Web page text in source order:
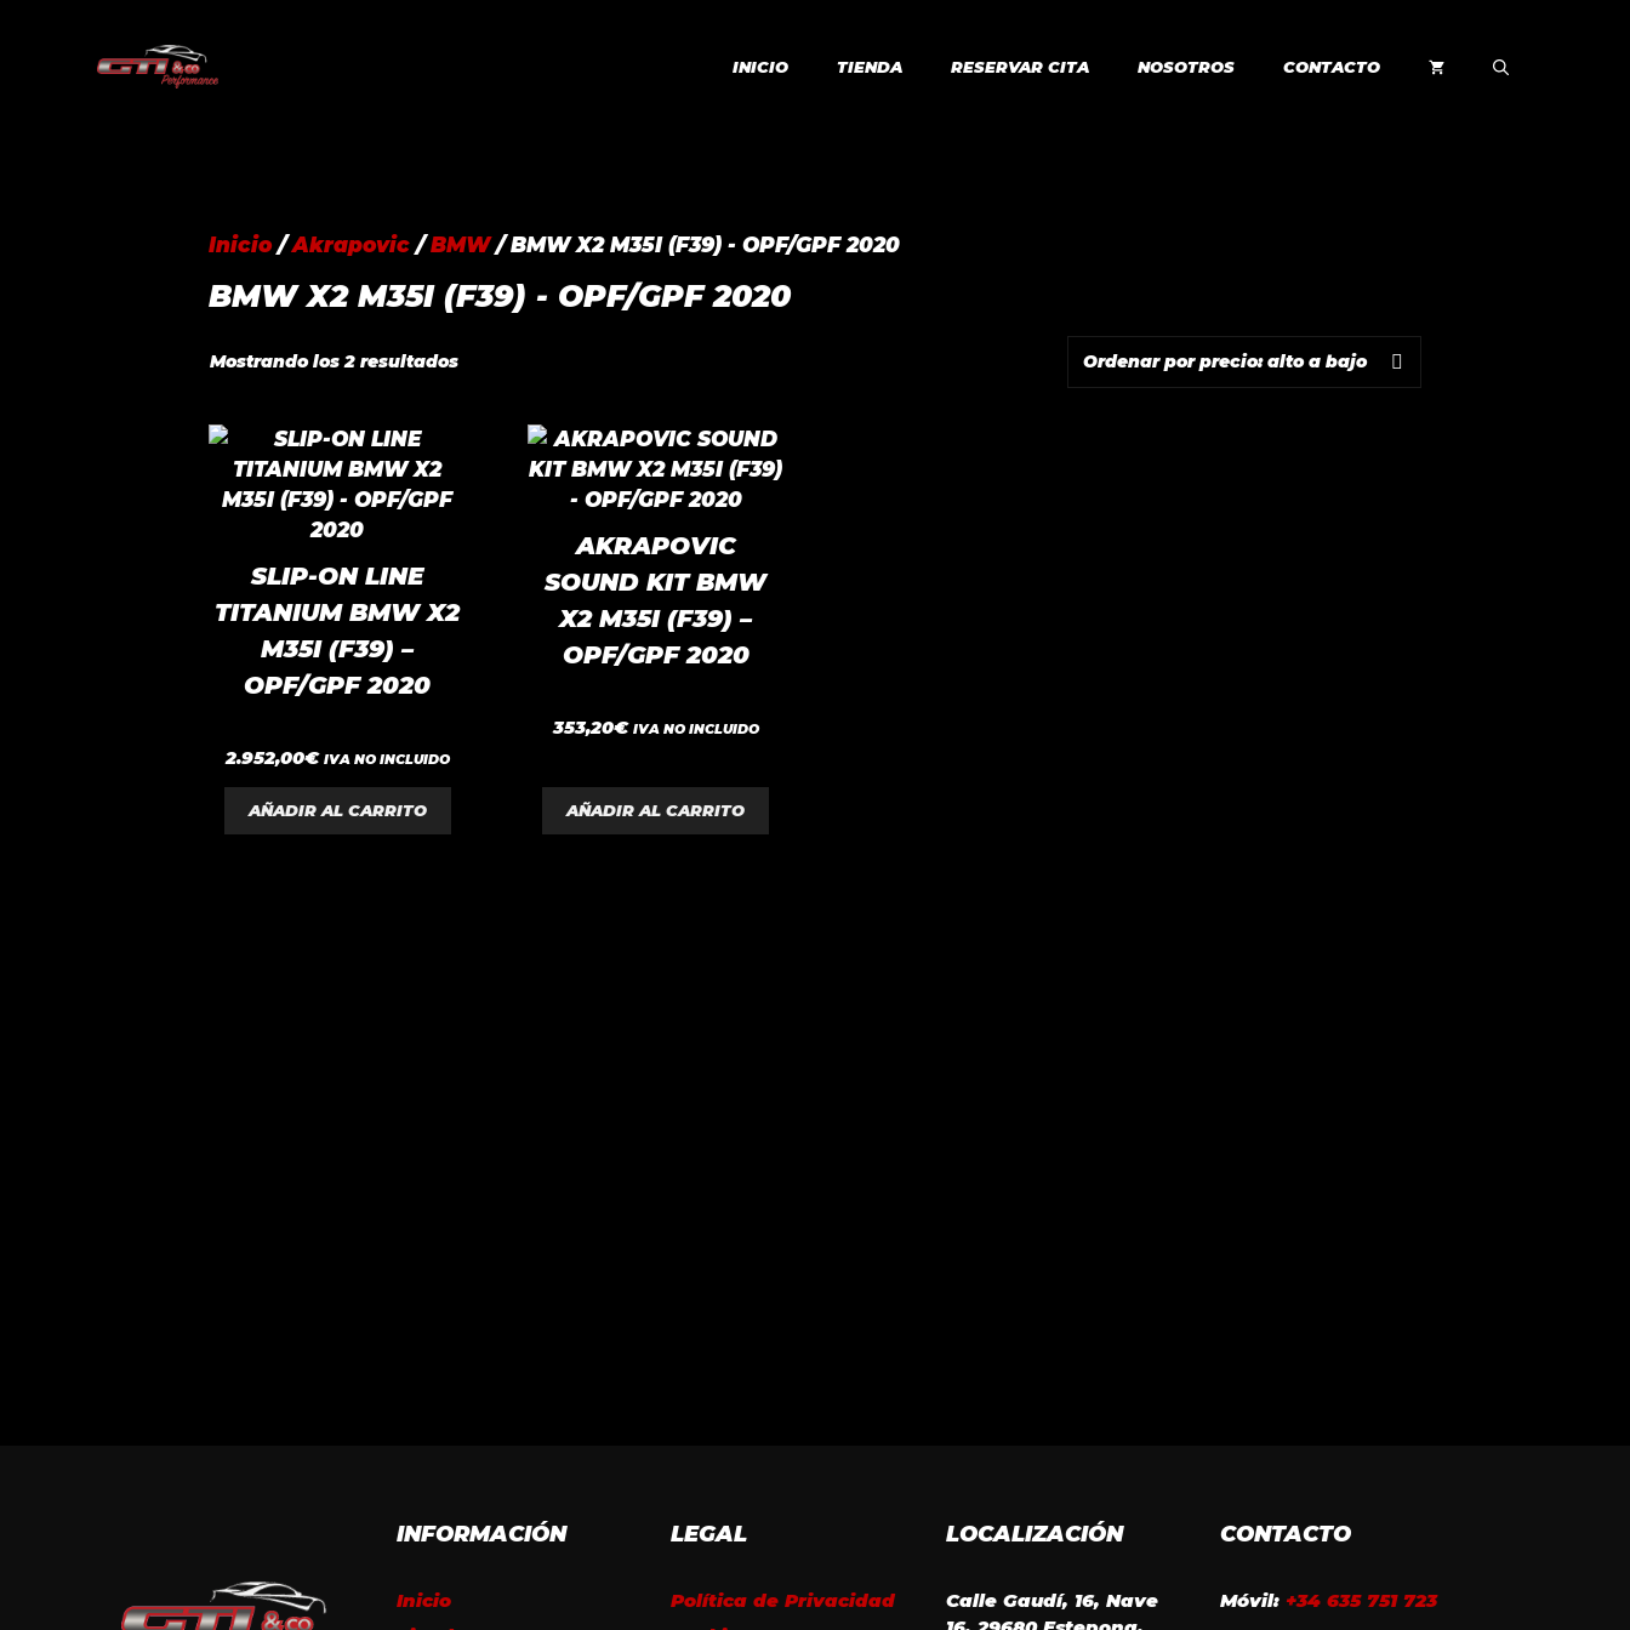
contenido
INICIO TIENDA RESERVAR CITA NOSOTROS CONTACTO
Inicio/Akrapovic /BMW/ BMW X2 M35I (F39) - OPF/GPF 2020
BMW X2 M35I (F39) - OPF/GPF 2020
Mostrando los 2 resultadosOrdenado
SLIP-ON LINE
TITANIUM BMW X2
M35I (F39) –
OPF/GPF 2020
0
d
e
5
2.952,00€ IVA NO INCLUIDO
AÑADIR AL CARRITO
AKRAPOVIC
SOUND KIT BMW
X2 M35I (F39) –
OPF/GPF 2020
0
d
353,20€ IVA NO INCLUIDO
AÑADIR AL CARRITO
INFORMACIÓN
Inicio
LEGAL
Política de Privacidad
LOCALIZACIÓN
Calle Gaudí, 16, Nave
CONTACTO
Móvil: +34 635 751 723